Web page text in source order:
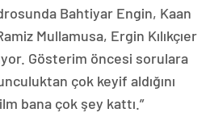
Bahtiyar Engin, Kaan
Mullamusa, Ergin Kılıkçıer
Gösterim öncesi sorulara
çok keyif aldığını
bana çok şey kattı.”